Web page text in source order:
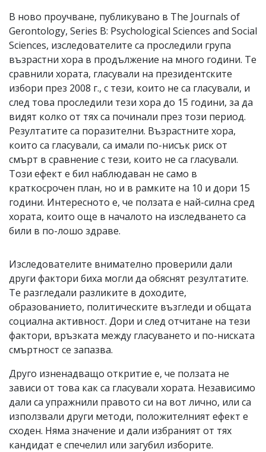
В ново проучване, публикувано в The Journals of
Gerontology, Series B: Psychological Sciences and Social
Sciences, изследователите са проследили група
възрастни хора в продължение на много години. Те
сравнили хората, гласували на президентските
избори през 2008 г., с тези, които не са гласували, и
след това проследили тези хора до 15 години, за да
видят колко от тях са починали през този период.
Резултатите са поразителни. Възрастните хора,
които са гласували, са имали по-нисък риск от
смърт в сравнение с тези, които не са гласували.
Този ефект е бил наблюдаван не само в
краткосрочен план, но и в рамките на 10 и дори 15
години. Интересното е, че ползата е най-силна сред
хората, които още в началото на изследването са
били в по-лошо здраве.
Изследователите внимателно проверили дали
други фактори биха могли да обяснят резултатите.
Те разгледали разликите в доходите,
образованието, политическите възгледи и общата
социална активност. Дори и след отчитане на тези
фактори, връзката между гласуването и по-ниската
смъртност се запазва.
Друго изненадващо откритие е, че ползата не
зависи от това как са гласували хората. Независимо
дали са упражнили правото си на вот лично, или са
използвали други методи, положителният ефект е
сходен. Няма значение и дали избраният от тях
кандидат е спечелил или загубил изборите.